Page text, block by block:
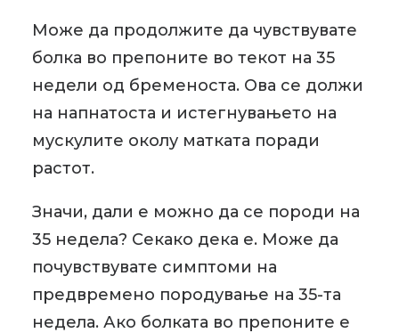
Може да продолжите да чувствувате
болка во препоните во текот на 35
недели од бременоста. Ова се должи
на напнатоста и истегнувањето на
мускулите околу матката поради
растот.
Значи, дали е можно да се породи на
35 недела? Секако дека е. Може да
почувствувате симптоми на
предвремено породување на 35-та
недела. Ако болката во препоните е